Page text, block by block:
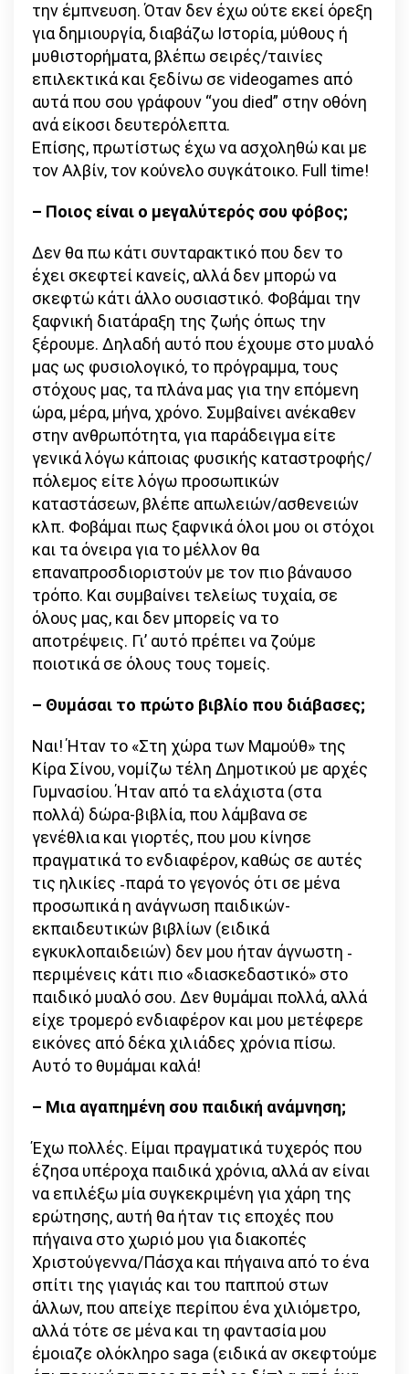
την έμπνευση. Όταν δεν έχω ούτε εκεί όρεξη
για δημιουργία, διαβάζω Ιστορία, μύθους ή
μυθιστορήματα, βλέπω σειρές/ταινίες
επιλεκτικά και ξεδίνω σε videogames από
αυτά που σου γράφουν “you died” στην οθόνη
ανά είκοσι δευτερόλεπτα.
Επίσης, πρωτίστως έχω να ασχοληθώ και με
τον Αλβίν, τον κούνελο συγκάτοικο. Full time!
– Ποιος είναι ο μεγαλύτερός σου φόβος;
Δεν θα πω κάτι συνταρακτικό που δεν το
έχει σκεφτεί κανείς, αλλά δεν μπορώ να
σκεφτώ κάτι άλλο ουσιαστικό. Φοβάμαι την
ξαφνική διατάραξη της ζωής όπως την
ξέρουμε. Δηλαδή αυτό που έχουμε στο μυαλό
μας ως φυσιολογικό, το πρόγραμμα, τους
στόχους μας, τα πλάνα μας για την επόμενη
ώρα, μέρα, μήνα, χρόνο. Συμβαίνει ανέκαθεν
στην ανθρωπότητα, για παράδειγμα είτε
γενικά λόγω κάποιας φυσικής καταστροφής/
πόλεμος είτε λόγω προσωπικών
καταστάσεων, βλέπε απωλειών/ασθενειών
κλπ. Φοβάμαι πως ξαφνικά όλοι μου οι στόχοι
και τα όνειρα για το μέλλον θα
επαναπροσδιοριστούν με τον πιο βάναυσο
τρόπο. Και συμβαίνει τελείως τυχαία, σε
όλους μας, και δεν μπορείς να το
αποτρέψεις. Γι’ αυτό πρέπει να ζούμε
ποιοτικά σε όλους τους τομείς.
– Θυμάσαι το πρώτο βιβλίο που διάβασες;
Ναι! Ήταν το «Στη χώρα των Μαμούθ» της
Κίρα Σίνου, νομίζω τέλη Δημοτικού με αρχές
Γυμνασίου. Ήταν από τα ελάχιστα (στα
πολλά) δώρα-βιβλία, που λάμβανα σε
γενέθλια και γιορτές, που μου κίνησε
πραγματικά το ενδιαφέρον, καθώς σε αυτές
τις ηλικίες ˗παρά το γεγονός ότι σε μένα
προσωπικά η ανάγνωση παιδικών-
εκπαιδευτικών βιβλίων (ειδικά
εγκυκλοπαιδειών) δεν μου ήταν άγνωστη ˗
περιμένεις κάτι πιο «διασκεδαστικό» στο
παιδικό μυαλό σου. Δεν θυμάμαι πολλά, αλλά
είχε τρομερό ενδιαφέρον και μου μετέφερε
εικόνες από δέκα χιλιάδες χρόνια πίσω.
Αυτό το θυμάμαι καλά!
– Μια αγαπημένη σου παιδική ανάμνηση;
Έχω πολλές. Είμαι πραγματικά τυχερός που
έζησα υπέροχα παιδικά χρόνια, αλλά αν είναι
να επιλέξω μία συγκεκριμένη για χάρη της
ερώτησης, αυτή θα ήταν τις εποχές που
πήγαινα στο χωριό μου για διακοπές
Χριστούγεννα/Πάσχα και πήγαινα από το ένα
σπίτι της γιαγιάς και του παππού στων
άλλων, που απείχε περίπου ένα χιλιόμετρο,
αλλά τότε σε μένα και τη φαντασία μου
έμοιαζε ολόκληρο saga (ειδικά αν σκεφτούμε